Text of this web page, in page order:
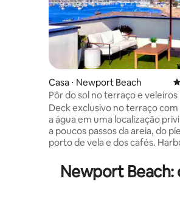
Casa ⋅ Newport Beach
Pôr do sol no terraço e veleiros
minutos até a areia · Ar-
Deck exclusivo no terraço com
a água em uma localização
a poucos passos da areia, do
porto de vela e dos cafés.
de 3 quartos com design
condicionado raro e uma vista
Newport